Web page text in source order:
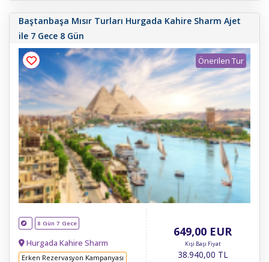
Baştanbaşa Mısır Turları Hurgada Kahire Sharm Ajet
ile 7 Gece 8 Gün
Önerilen Tur
8 Gün 7 Gece
Hurgada Kahire Sharm
Erken Rezervasyon Kampanyası
649,00 EUR
Kişi Başı Fiyat
38.940,00 TL